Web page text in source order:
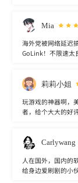
Mia
海外党被网络延迟
GoLink！不限速太
莉莉小姐
玩游戏的神器啊，
者，给个大大的好
Carlywang
人在国外，国内的
给身边爱刷剧的小伙